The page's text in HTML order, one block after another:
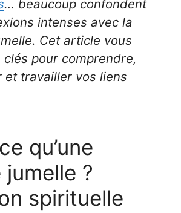
… beaucoup confondent
intenses avec la
Cet article vous
clés pour comprendre,
et travailler vos liens
qu’une
?
spirituelle